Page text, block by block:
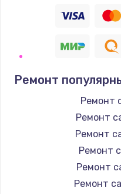
Ремонт
Ремонт
Ремонт
Ремонт
Ремонт
Ремонт
Ремонт